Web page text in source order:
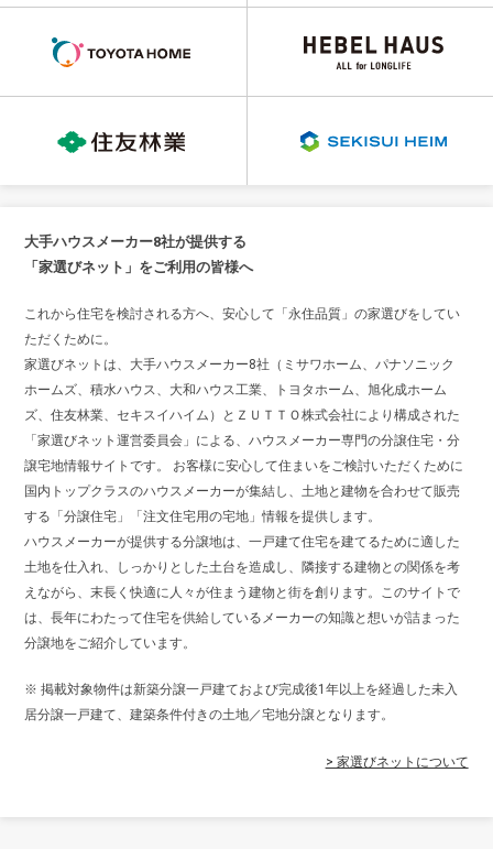
大手ハウスメーカー8社が提供する
「家選びネット」をご利用の皆様へ
これから住宅を検討される方へ、安心して「永住品質」の家選びをしてい
ただくために。
家選びネットは、大手ハウスメーカー8社（ミサワホーム、パナソニック
ホームズ、積水ハウス、大和ハウス工業、トヨタホーム、旭化成ホーム
ズ、住友林業、セキスイハイム）とＺＵＴＴＯ株式会社により構成された
「家選びネット運営委員会」による、ハウスメーカー専門の分譲住宅・分
譲宅地情報サイトです。 お客様に安心して住まいをご検討いただくために
国内トップクラスのハウスメーカーが集結し、土地と建物を合わせて販売
する「分譲住宅」「注文住宅用の宅地」情報を提供します。
ハウスメーカーが提供する分譲地は、一戸建て住宅を建てるために適した
土地を仕入れ、しっかりとした土台を造成し、隣接する建物との関係を考
えながら、末長く快適に人々が住まう建物と街を創ります。このサイトで
は、長年にわたって住宅を供給しているメーカーの知識と想いが詰まった
分譲地をご紹介しています。
※ 掲載対象物件は新築分譲一戸建ておよび完成後1年以上を経過した未入
居分譲一戸建て、建築条件付きの土地／宅地分譲となります。
> 家選びネットについて